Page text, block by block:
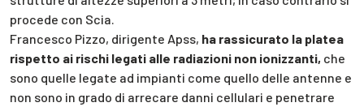
procede con Scia.
Francesco Pizzo, dirigente Apss, ha rassicurato la platea
rispetto ai rischi legati alle radiazioni non ionizzanti, che
sono quelle legate ad impianti come quello delle antenne e
non sono in grado di arrecare danni cellulari e penetrare